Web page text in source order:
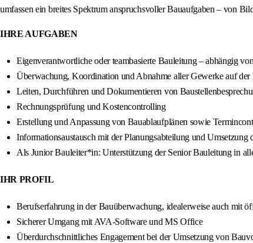
umfassen ein breites Spektrum anspruchsvoller Bauaufgaben – von
IHRE AUFGABEN
Eigenverantwortliche oder teambasierte Bauleitung – abhängig
Überwachung, Koordination und Abnahme aller Gewerke auf der
Leiten, Durchführen und Dokumentieren von
Rechnungsprüfung und Kostencontrolling
Erstellung und Anpassung von Bauablaufplänen sowie
Informationsaustausch mit der Planungsabteilung und Umsetzung
Als Junior Bauleiter*in: Unterstützung der Senior Bauleitung in
IHR PROFIL
Berufserfahrung in der Bauüberwachung, idealerweise auch mit
Sicherer Umgang mit AVA-Software und MS Office
Überdurchschnittliches Engagement bei der Umsetzung von